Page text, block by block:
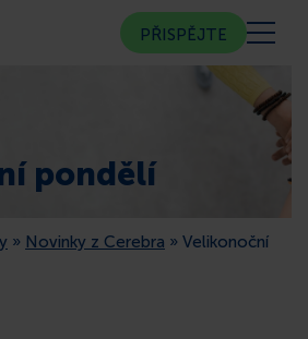
PŘISPĚJTE
pondělí
» Novinky z Cerebra » Velikonoční